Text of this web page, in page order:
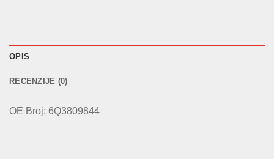
OPIS
RECENZIJE (0)
OE Broj: 6Q3809844